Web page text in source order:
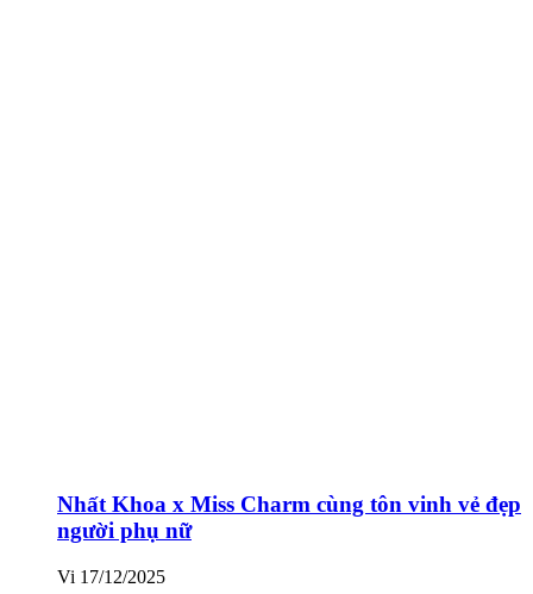
Nhất Khoa x Miss Charm cùng tôn vinh vẻ đẹp
người phụ nữ
Vi 17/12/2025